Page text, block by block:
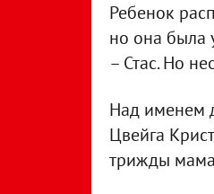
Ребенок
но она была
– Стас. Но
Над именем
Цвейга
трижды